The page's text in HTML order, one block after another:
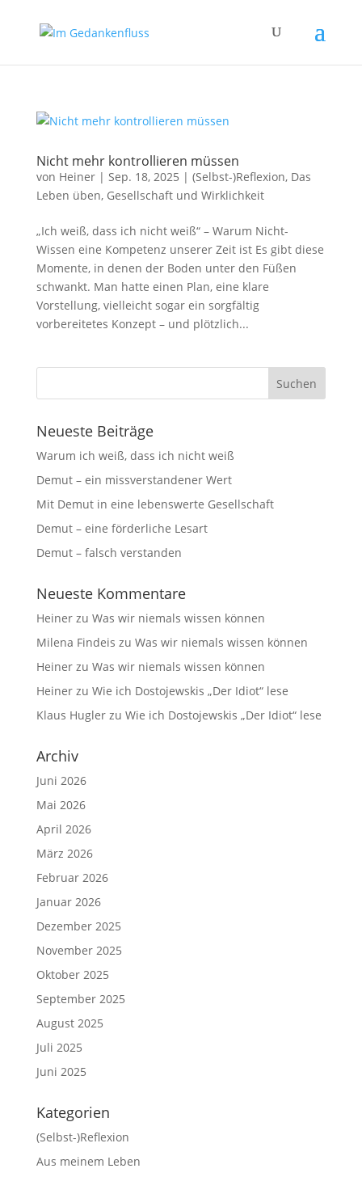
Nicht mehr kontrollieren müssen
von Heiner| Sep. 18, 2025 | (Selbst-)Reflexion, Das
Leben üben, Gesellschaft und Wirklichkeit
„Ich weiß, dass ich nicht weiß“ – Warum Nicht-
Wissen eine Kompetenz unserer Zeit ist Es gibt diese
Momente, in denen der Boden unter den Füßen
schwankt. Man hatte einen Plan, eine klare
Vorstellung, vielleicht sogar ein sorgfältig
vorbereitetes Konzept – und plötzlich...
Neueste Beiträge
Warum ich weiß, dass ich nicht weiß
Demut – ein missverstandener Wert
Mit Demut in eine lebenswerte Gesellschaft
Demut – eine förderliche Lesart
Demut – falsch verstanden
Neueste Kommentare
Heinerzu Was wir niemals wissen können
Milena Findeis zu Was wir niemals wissen können
Heinerzu Was wir niemals wissen können
Heinerzu Wie ich Dostojewskis „Der Idiot“ lese
Klaus Huglerzu Wie ich Dostojewskis „Der Idiot“ lese
Archiv
Juni 2026
Mai 2026
April 2026
März 2026
Februar 2026
Januar 2026
Dezember 2025
November 2025
Oktober 2025
September 2025
August 2025
Juli 2025
Juni 2025
Kategorien
(Selbst-)Reflexion
Aus meinem Leben